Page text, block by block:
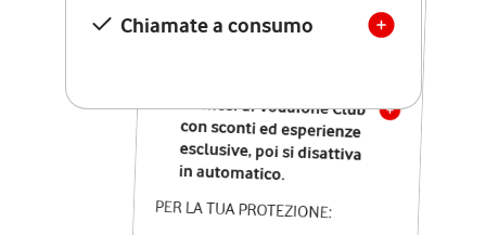
Chiamate a consumo
nazionali
12 mesi di Vodafone Club
con sconti ed esperienze
esclusive, poi si disattiva
in automatico.
PER LA TUA PROTEZIONE: